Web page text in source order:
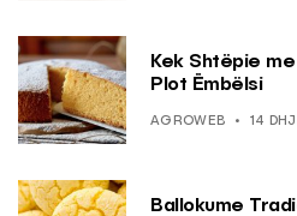
Kek Shtëpie
Plot Ëmbëlsi
AGROWEB 14
Ballokume